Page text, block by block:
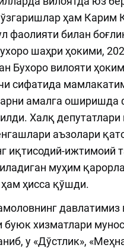
ҳам Карим
фаолияти билан
шаҳри ҳокими,
Бухоро вилояти
сифатида
амалга оширишда
Халқ депутатлари
аъзолари
иқтисодий-ижтимоий
муҳим
ҳисса қўшди.
давлатимиз
буюк хизматлари
у «Дўстлик»,